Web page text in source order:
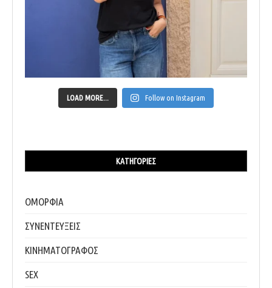
LOAD MORE... Follow on Instagram
ΚΑΤΗΓΟΡΊΕΣ
ΟΜΟΡΦΙΑ
ΣΥΝΕΝΤΕΥΞΕΙΣ
ΚΙΝΗΜΑΤΟΓΡΑΦΟΣ
SEX